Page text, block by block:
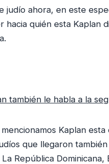
judío ahora, en este
hacia quién esta Kaplan
también le habla a la
Kaplan
que llegaron
República